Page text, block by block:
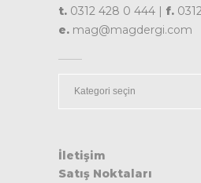
t. 0312 428 0 444 | f.
e. mag@magdergi.com
İletişim
Satış Noktaları